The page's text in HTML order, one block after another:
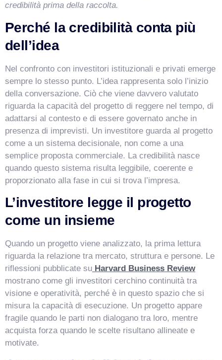
credibilità prima della raccolta.
Perché la credibilità conta più
dell’idea
Nel confronto con investitori istituzionali e privati emerge
sempre lo stesso punto. L’idea rappresenta solo l’inizio
della conversazione. Ciò che viene davvero valutato
riguarda la capacità del progetto di reggere nel tempo, di
adattarsi al contesto e di essere governato anche in
presenza di imprevisti. Un investitore guarda al progetto
come a un sistema decisionale, non come a una
semplice proposta commerciale. La credibilità nasce
quando questo sistema risulta leggibile, coerente e
proporzionato alla fase in cui si trova l’impresa.
L’investitore legge il progetto
come un insieme
Quando un progetto viene analizzato, la prima lettura
riguarda la relazione tra mercato, struttura e persone. Le
riflessioni pubblicate su Harvard Business Review
mostrano come gli investitori cerchino continuità tra
visione e operatività, perché è in questo spazio che si
misura la capacità di esecuzione. Un progetto appare
fragile quando le parti non dialogano tra loro, mentre
acquista forza quando le scelte risultano allineate e
motivate.